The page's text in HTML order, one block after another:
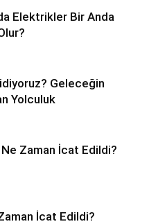
Elektrikler Bir Anda
Geleceğin
Yolculuk
Zaman İcat Edildi?
İcat Edildi?